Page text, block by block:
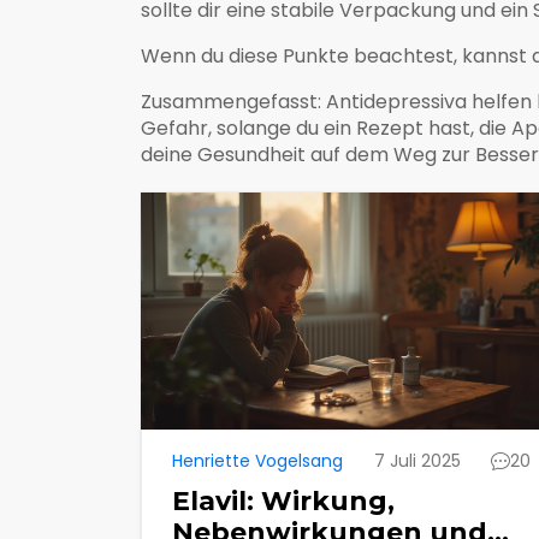
sollte dir eine stabile Verpackung und ein
Wenn du diese Punkte beachtest, kannst
Zusammengefasst: Antidepressiva
Gefahr, solange du ein Rezept hast, die
deine Gesundheit auf dem Weg zur
Henriette Vogelsang 7 Juli 2025 20
Elavil: Wirkung,
Nebenwirkungen und